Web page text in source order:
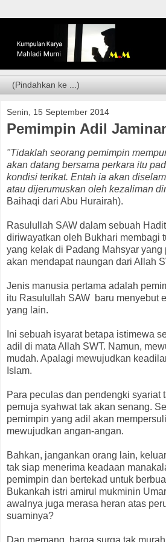
Senin, 15 September 2014
Pemimpin Adil
"Tidaklah seorang pemimpin
akan datang bersama perkara itu
kondisi terikat. Entah ia akan
atau dijerumuskan oleh kezaliman
Baihaqi dari Abu Hurairah).
Rasulullah SAW dalam sebuah
diriwayatkan oleh Bukhari membagi
yang kelak di Padang Mahsyar yang
akan mendapat naungan dari Allah
Jenis manusia pertama adalah
itu Rasulullah SAW baru menyebut
yang lain.
Ini sebuah isyarat betapa istimewa
adil di mata Allah SWT. Namun,
mudah. Apalagi mewujudkan
Islam.
Para peculas dan pendengki syariat
pemuja syahwat tak akan senang.
pemimpin yang adil akan
mewujudkan angan-angan.
Bahkan, jangankan orang lain,
tak siap menerima keadaan
pemimpin dan bertekad untuk
Bukankah istri amirul mukminin
awalnya juga merasa heran atas
suaminya?
Dan memang, harga surga tak